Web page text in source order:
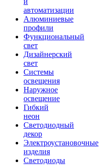
автоматизации
Алюминиевые
профили
Функциональный
свет
Дизайнерский
свет
Системы
освещения
Наружное
освещение
Гибкий
неон
Светодиодный
декор
Электроустановочные
изделия
Светодиоды